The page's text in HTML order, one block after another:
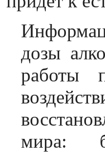
дозы
работы
мира: